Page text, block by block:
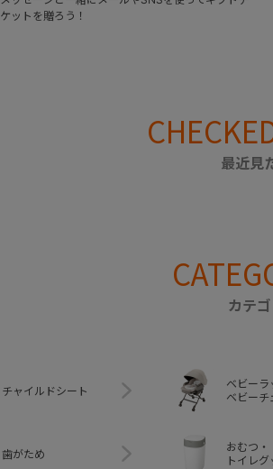
ケットを贈ろう！
最近見
カテ
チャイルドシート
ベビーラ
ベビーチ
歯がため
おむつ・
トイレグ